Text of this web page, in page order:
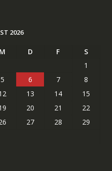
2026
M D F
S
1
5 6 7
8
13 14
15
20 21
22
27 28
29